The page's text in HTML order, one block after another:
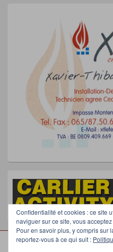
Confidentialité et cookies : ce site
naviguer sur ce site, vous
Pour en savoir plus, y compris sur
reportez-vous à ce qui suit :